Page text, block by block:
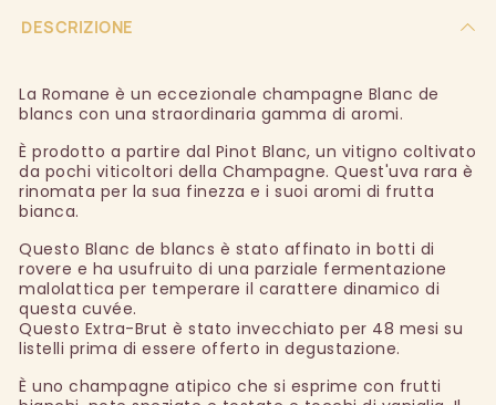
DESCRIZIONE
La Romane è un eccezionale champagne Blanc de
blancs con una straordinaria gamma di aromi.
È prodotto a partire dal Pinot Blanc, un vitigno coltivato
da pochi viticoltori della Champagne. Quest'uva rara è
rinomata per la sua finezza e i suoi aromi di frutta
bianca.
Questo Blanc de blancs è stato affinato in botti di
rovere e ha usufruito di una parziale fermentazione
malolattica per temperare il carattere dinamico di
questa cuvée.
Questo Extra-Brut è stato invecchiato per 48 mesi su
listelli prima di essere offerto in degustazione.
È uno champagne atipico che si esprime con frutti